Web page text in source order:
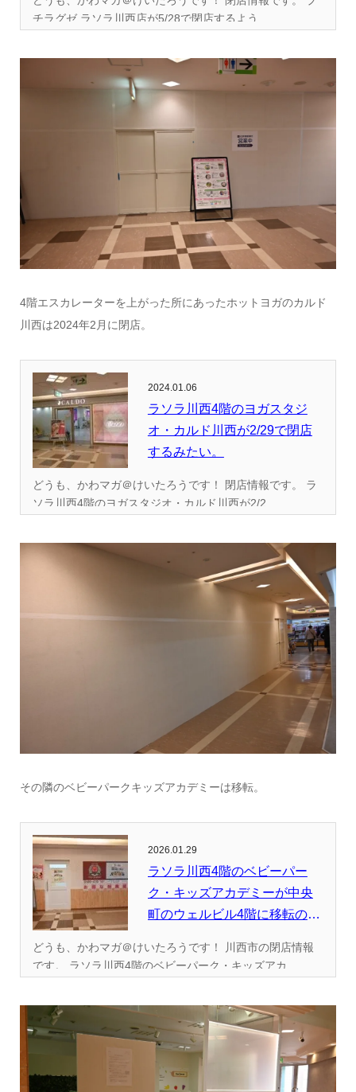
チラグゼ ラソラ川西店が5/28で閉店するよう...
4階エスカレーターを上がった所にあったホットヨガのカルド
川西は2024年2月に閉店。
2024.01.06
ラソラ川西4階のヨガスタジ
オ・カルド川西が2/29で閉店
するみたい。
どうも、かわマガ＠けいたろうです！ 閉店情報です。 ラ
ソラ川西4階のヨガスタジオ・カルド川西が2/2...
その隣のベビーパークキッズアカデミーは移転。
2026.01.29
ラソラ川西4階のベビーパー
ク・キッズアカデミーが中央
町のウェルビル4階に移転のた
どうも、かわマガ＠けいたろうです！ 川西市の閉店情報
です。 ラソラ川西4階のベビーパーク・キッズアカ...